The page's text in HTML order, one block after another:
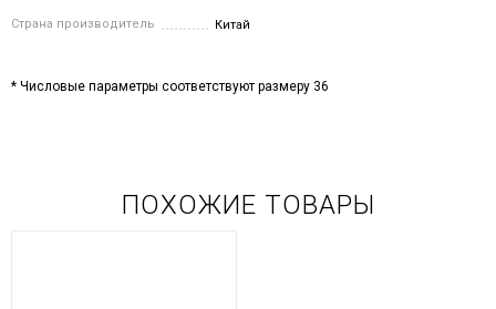
Страна производитель Китай
* Числовые параметры соответствуют размеру 36
ПОХОЖИЕ ТОВАРЫ